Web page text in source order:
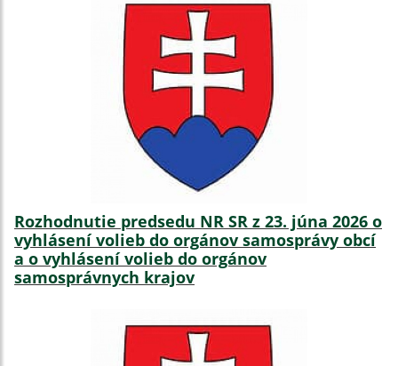
Rozhodnutie predsedu NR SR z 23. júna 2026 o
vyhlásení volieb do orgánov samosprávy obcí
a o vyhlásení volieb do orgánov
samosprávnych krajov